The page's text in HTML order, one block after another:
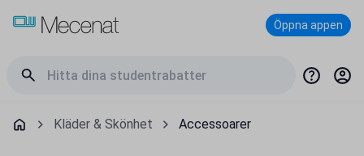
Öppna appen
Kläder & Skönhet Accessoarer